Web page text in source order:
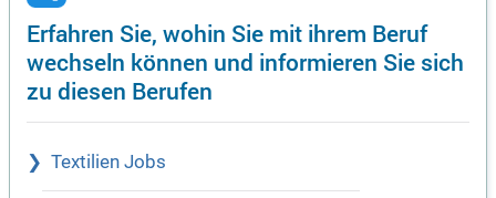
Erfahren Sie, wohin Sie mit ihrem Beruf
wechseln können und informieren Sie sich
zu diesen Berufen
Textilien Jobs